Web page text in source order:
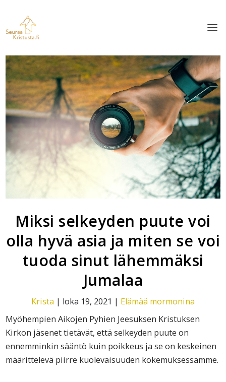
Miksi selkeyden puute voi
olla hyvä asia ja miten se voi
tuoda sinut lähemmäksi
Jumalaa
Krista | loka 19, 2021 | Elämää mormonina
Myöhempien Aikojen Pyhien Jeesuksen Kristuksen
Kirkon jäsenet tietävät, että selkeyden puute on
ennemminkin sääntö kuin poikkeus ja se on keskeinen
määrittelevä piirre kuolevaisuuden kokemuksessamme.